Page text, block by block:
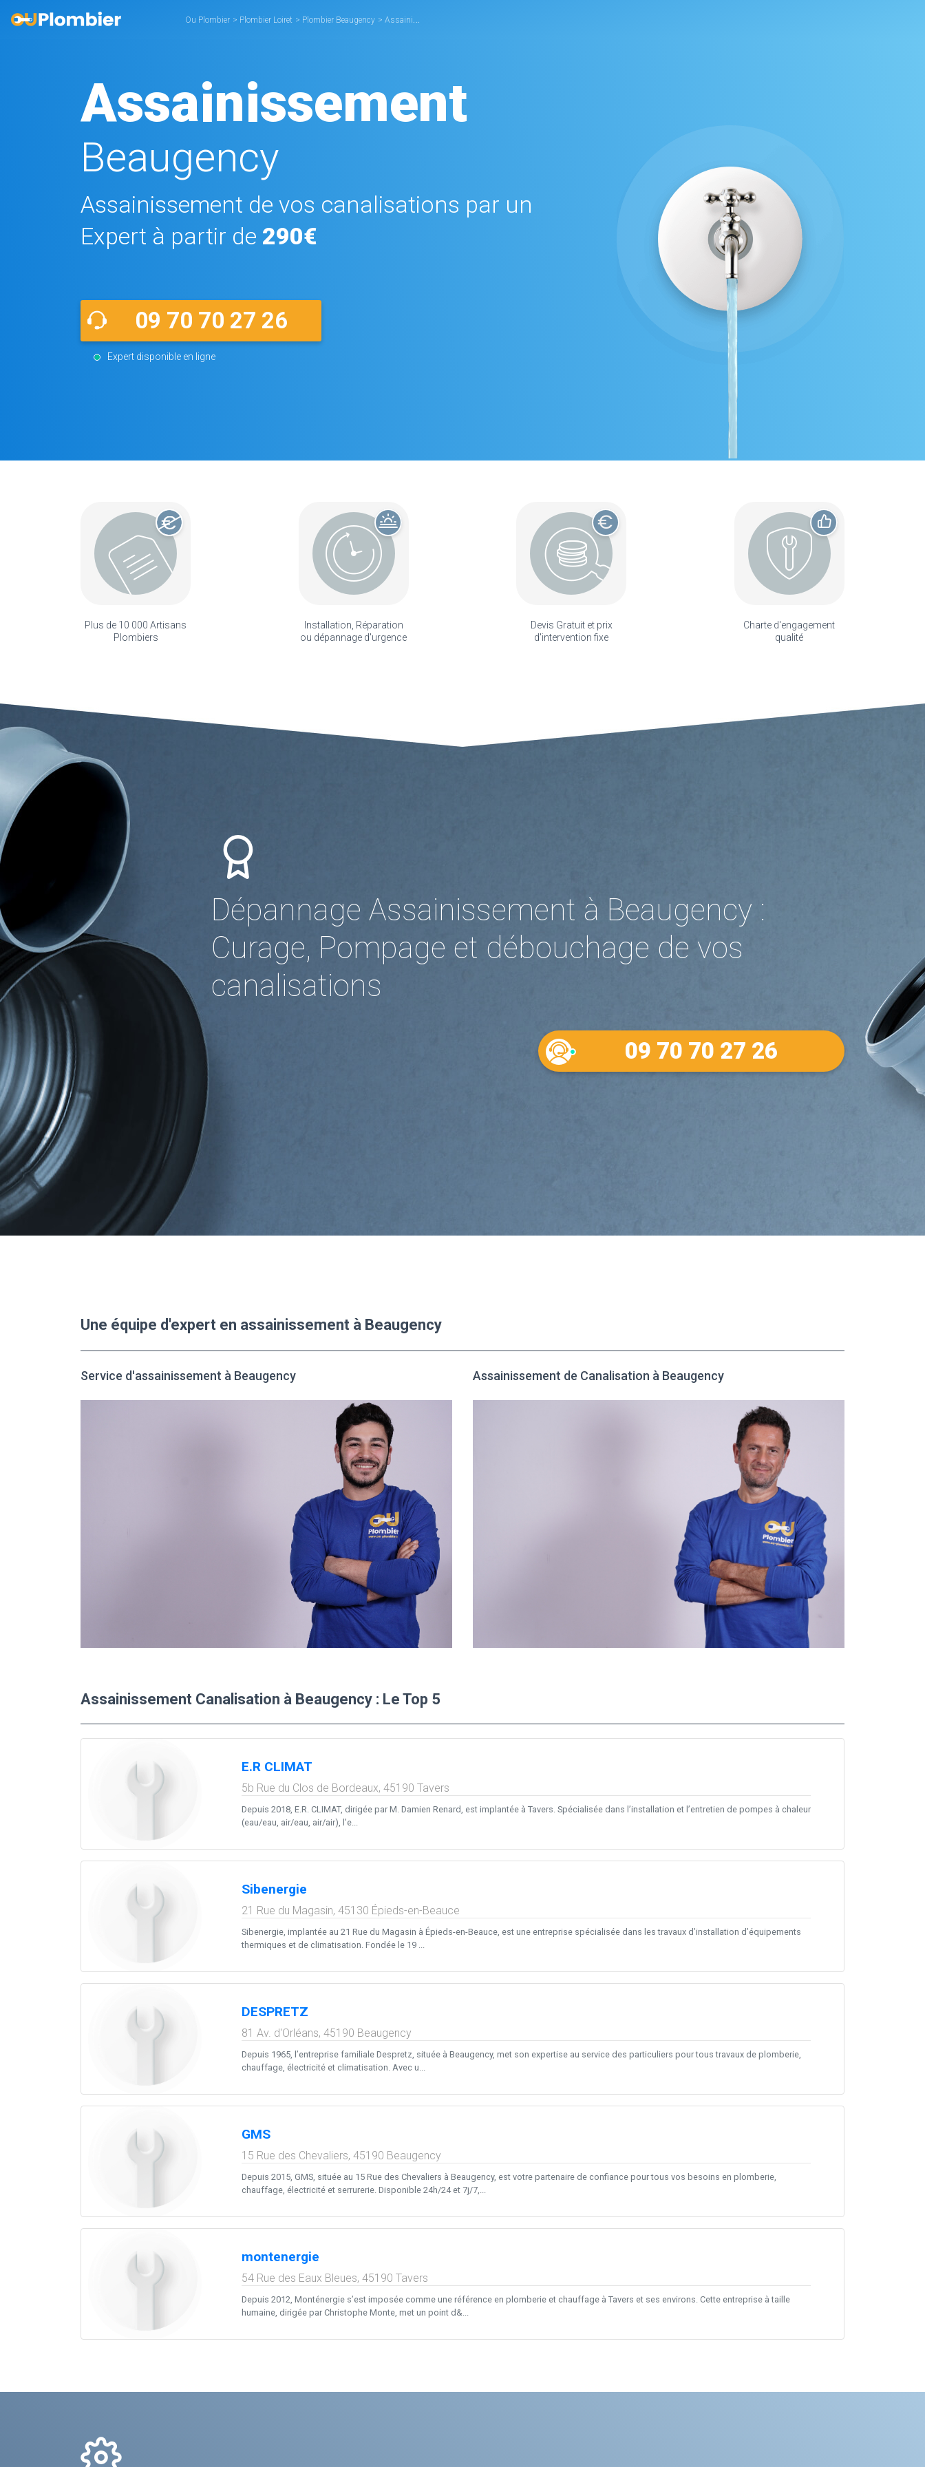
Ou Plombier > Plombier Loiret > Plombier Beaugency > Assainissement Beaugency
Assainissement
Beaugency
Assainissement de vos canalisations par un
Expert à partir de 290€
09 70 70 27 26
Expert disponible en ligne
Plus de 10 000 Artisans
Plombiers
Installation, Réparation
ou dépannage d'urgence
Devis Gratuit et prix
d'intervention fixe
Charte d'engagement
qualité
Dépannage Assainissement à Beaugency :
Curage, Pompage et débouchage de vos
canalisations
09 70 70 27 26
Une équipe d'expert en assainissement à Beaugency
Service d'assainissement à Beaugency Assainissement de Canalisation à Beaugency
Assainissement Canalisation à Beaugency : Le Top 5
E.R CLIMAT
5b Rue du Clos de Bordeaux, 45190 Tavers
Depuis 2018, E.R. CLIMAT, dirigée par M. Damien Renard, est implantée à Tavers. Spécialisée dans l’installation et l’entretien de pompes à chaleur
(eau/eau, air/eau, air/air), l’e...
Sibenergie
21 Rue du Magasin, 45130 Épieds-en-Beauce
Sibenergie, implantée au 21 Rue du Magasin à Épieds-en-Beauce, est une entreprise spécialisée dans les travaux d’installation d’équipements
thermiques et de climatisation. Fondée le 19 ...
DESPRETZ
81 Av. d'Orléans, 45190 Beaugency
Depuis 1965, l’entreprise familiale Despretz, située à Beaugency, met son expertise au service des particuliers pour tous travaux de plomberie,
chauffage, électricité et climatisation. Avec u...
GMS
15 Rue des Chevaliers, 45190 Beaugency
Depuis 2015, GMS, située au 15 Rue des Chevaliers à Beaugency, est votre partenaire de confiance pour tous vos besoins en plomberie,
chauffage, électricité et serrurerie. Disponible 24h/24 et 7j/7,...
montenergie
54 Rue des Eaux Bleues, 45190 Tavers
Depuis 2012, Monténergie s’est imposée comme une référence en plomberie et chauffage à Tavers et ses environs. Cette entreprise à taille
humaine, dirigée par Christophe Monte, met un point d&...